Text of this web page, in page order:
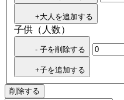
+大人を追加する
子供（人数）
- 子を削除する
+子を追加する
削除する